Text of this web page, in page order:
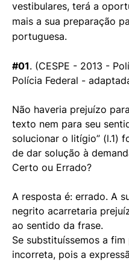
vestibulares, terá a
mais a sua preparação
portuguesa.
#01. (CESPE - 2013 -
Polícia Federal -
Não haveria prejuízo
texto nem para seu
solucionar o litígio” (l.1)
de dar solução à
Certo ou Errado?
A resposta é: errado. A
negrito acarretaria
ao sentido da frase.
Se substituíssemos a
incorreta, pois a